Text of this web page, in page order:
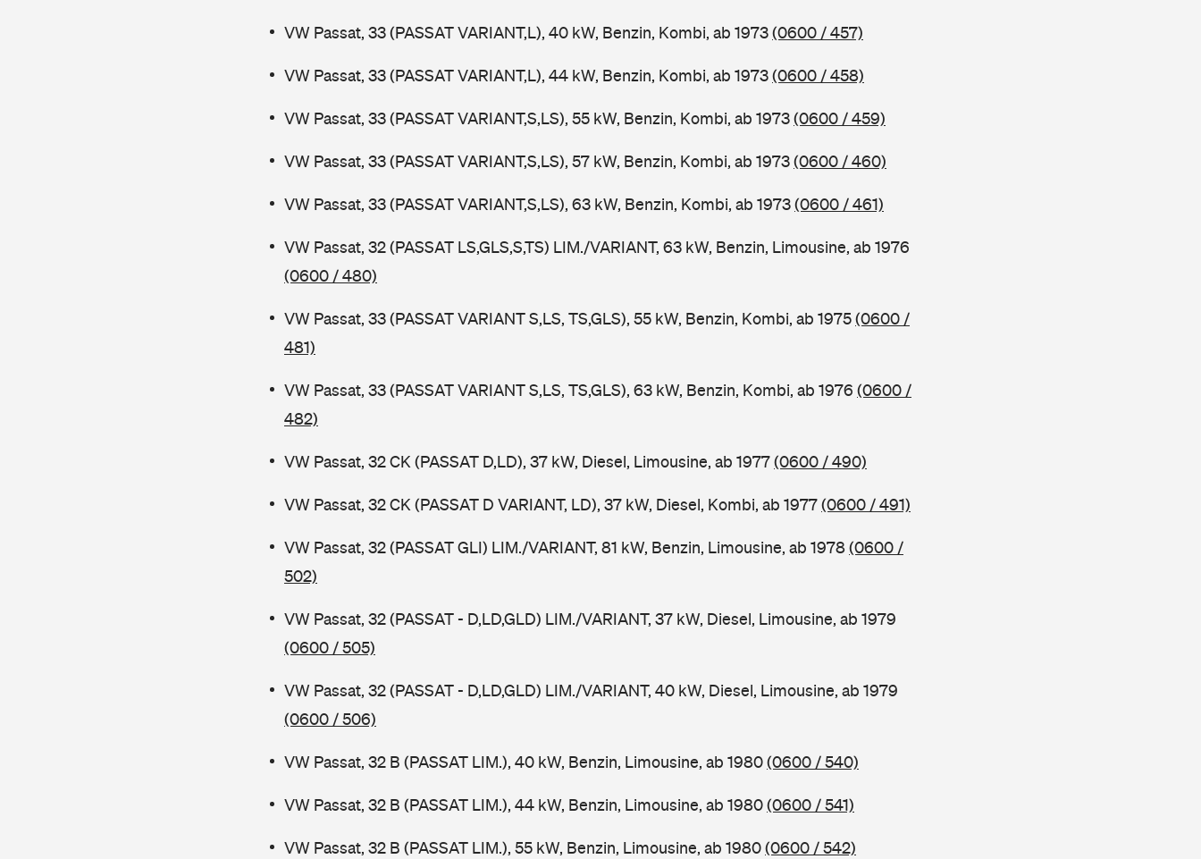
VW Passat, 33 (PASSAT VARIANT,L), 40 kW, Benzin, Kombi, ab 1973(0600 / 457)
VW Passat, 33 (PASSAT VARIANT,L), 44 kW, Benzin, Kombi, ab 1973(0600 / 458)
VW Passat, 33 (PASSAT VARIANT,S,LS), 55 kW, Benzin, Kombi, ab 1973(0600 / 459)
VW Passat, 33 (PASSAT VARIANT,S,LS), 57 kW, Benzin, Kombi, ab 1973(0600 / 460)
VW Passat, 33 (PASSAT VARIANT,S,LS), 63 kW, Benzin, Kombi, ab 1973(0600 / 461)
VW Passat, 32 (PASSAT LS,GLS,S,TS) LIM./VARIANT, 63 kW, Benzin, Limousine, ab 1976
(0600 / 480)
VW Passat, 33 (PASSAT VARIANT S,LS, TS,GLS), 55 kW, Benzin, Kombi, ab 1975(0600 /
481)
VW Passat, 33 (PASSAT VARIANT S,LS, TS,GLS), 63 kW, Benzin, Kombi, ab 1976 (0600 /
482)
VW Passat, 32 CK (PASSAT D,LD), 37 kW, Diesel, Limousine, ab 1977(0600 / 490)
VW Passat, 32 CK (PASSAT D VARIANT, LD), 37 kW, Diesel, Kombi, ab 1977(0600 / 491)
VW Passat, 32 (PASSAT GLI) LIM./VARIANT, 81 kW, Benzin, Limousine, ab 1978(0600 /
502)
VW Passat, 32 (PASSAT - D,LD,GLD) LIM./VARIANT, 37 kW, Diesel, Limousine, ab 1979
(0600 / 505)
VW Passat, 32 (PASSAT - D,LD,GLD) LIM./VARIANT, 40 kW, Diesel, Limousine, ab 1979
(0600 / 506)
VW Passat, 32 B (PASSAT LIM.), 40 kW, Benzin, Limousine, ab 1980(0600 / 540)
VW Passat, 32 B (PASSAT LIM.), 44 kW, Benzin, Limousine, ab 1980(0600 / 541)
VW Passat, 32 B (PASSAT LIM.), 55 kW, Benzin, Limousine, ab 1980(0600 / 542)